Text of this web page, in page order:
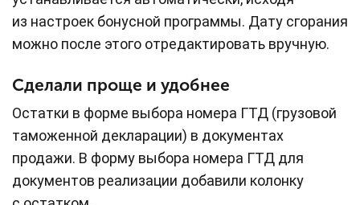
из настроек бонусной программы. Дату сгорания
можно после этого отредактировать вручную.
Сделали проще и удобнее
Остатки в форме выбора номера ГТД (грузовой
таможенной декларации) в документах
продажи. В форму выбора номера ГТД для
документов реализации добавили колонку